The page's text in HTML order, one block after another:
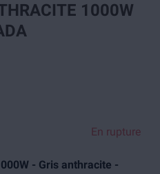
1000W
En rupture
- Gris anthracite -